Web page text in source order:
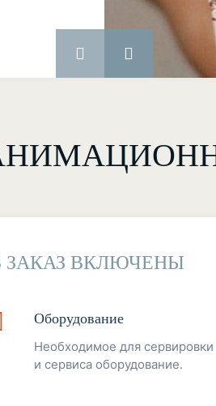
ЗАКАЗ ВКЛЮЧЕНЫ
Оборудование
Необходимое для сервировки
и сервиса оборудование.